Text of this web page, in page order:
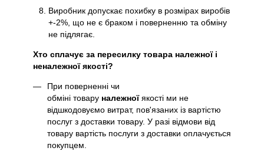
Виробник допускає похибку в розмірах виробів
+-2%, що не є браком і поверненню та обміну
не підлягає.
Хто сплачує за пересилку товара належної і
неналежної якості?
При поверненні чи
обміні товару належноїякості ми не
відшкодовуємо витрат, пов'язаних із вартістю
послуг з доставки товару. У разі відмови від
товару вартість послуги з доставки оплачується
покупцем.